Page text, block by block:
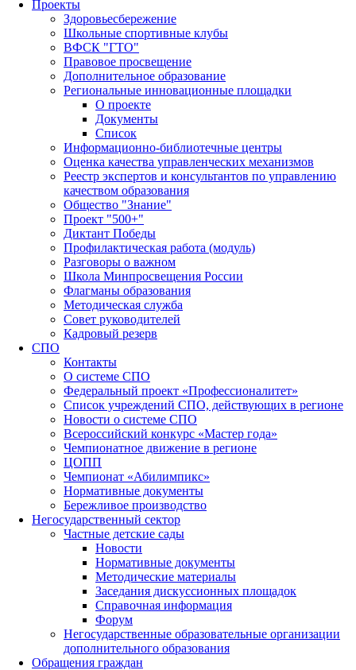
Проекты
Здоровьесбережение
Школьные спортивные клубы
ВФСК "ГТО"
Правовое просвещение
Дополнительное образование
Региональные инновационные площадки
О проекте
Документы
Список
Информационно-библиотечные центры
Оценка качества управленческих механизмов
Реестр экспертов и консультантов по управлению
качеством образования
Общество "Знание"
Проект "500+"
Диктант Победы
Профилактическая работа (модуль)
Разговоры о важном
Школа Минпросвещения России
Флагманы образования
Методическая служба
Совет руководителей
Кадровый резерв
СПО
Контакты
О системе СПО
Федеральный проект «Профессионалитет»
Список учреждений СПО, действующих в регионе
Новости о системе СПО
Всероссийский конкурс «Мастер года»
Чемпионатное движение в регионе
ЦОПП
Чемпионат «Абилимпикс»
Нормативные документы
Бережливое производство
Негосударственный сектор
Частные детские сады
Новости
Нормативные документы
Методические материалы
Заседания дискуссионных площадок
Справочная информация
Форум
Негосударственные образовательные организации
дополнительного образования
Обращения граждан